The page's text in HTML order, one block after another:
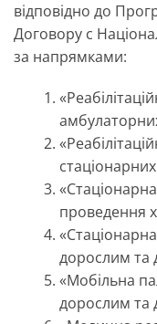
відповідно до
Договору с
за напрямками:
проведення
дорослим та
«Мобільна
дорослим та